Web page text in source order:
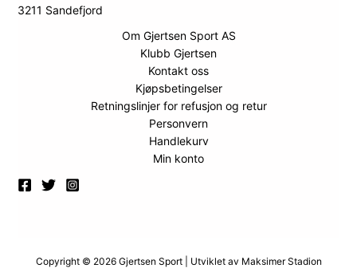
3211 Sandefjord
Om Gjertsen Sport AS
Klubb Gjertsen
Kontakt oss
Kjøpsbetingelser
Retningslinjer for refusjon og retur
Personvern
Handlekurv
Min konto
Copyright © 2026 Gjertsen Sport | Utviklet av Maksimer Stadion